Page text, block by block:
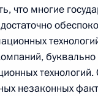
Дня
что многие
незаконных